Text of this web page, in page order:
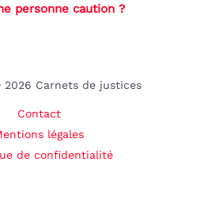
personne caution ?
2026 Carnets de justices
Contact
légales
de confidentialité